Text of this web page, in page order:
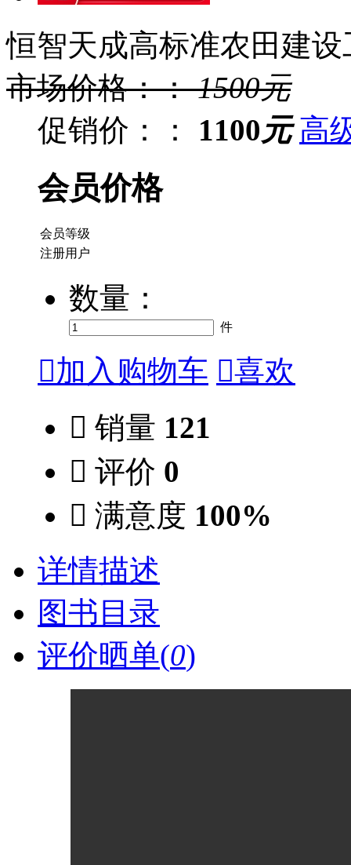
恒智天成高标准农田建
市场价格：：1500元
促销价：：
1100元 高
会员价格
会员等级
注册用户
数量：
件
加入购物车 喜欢
 销量 121
 评价 0
 满意度 100%
详情描述
图书目录
评价晒单(0)